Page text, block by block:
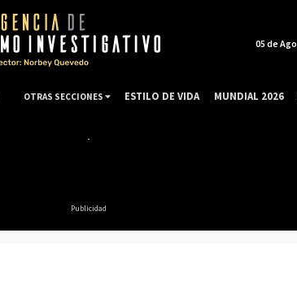
Publicidad
05 de
OTRAS SECCIONES ESTILO DE VIDA MUNDIAL 2026